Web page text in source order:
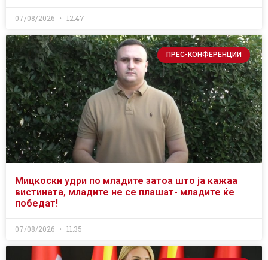
07/08/2026 12:47
ПРЕС-КОНФЕРЕНЦИИ
Мицкоски удри по младите затоа што ја кажаа
вистината, младите не се плашат- младите ќе
победат!
07/08/2026 11:35